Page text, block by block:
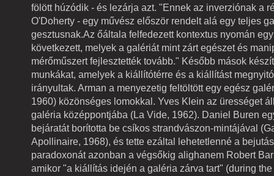
fölött húzódik - és lezárja azt. "Ennek az inverziónak a
O'Doherty - egy művész először rendelt alá egy teljes
gesztusnak.Az őáltala felfedezett kontextus nyomán
következett, melyek a galériát mint zárt egészet és
mérőműszert fejlesztették tovább." Később mások
munkákat, amelyek a kiállítótérre és a kiállítást
irányultak. Arman a menyezetig feltöltött egy egész
1960) közönséges lomokkal. Yves Klein az ürességet
galéria középpontjába (La Vide, 1962). Daniel Buren
bejáratát borította be csíkos strandvászon-mintájával
Apollinaire, 1968), és tette ezáltal lehetetlenné a
paradoxonát azonban a végsőkig alighanem Robert
amikor "a kiállítás idején a galéria zárva tart" (during